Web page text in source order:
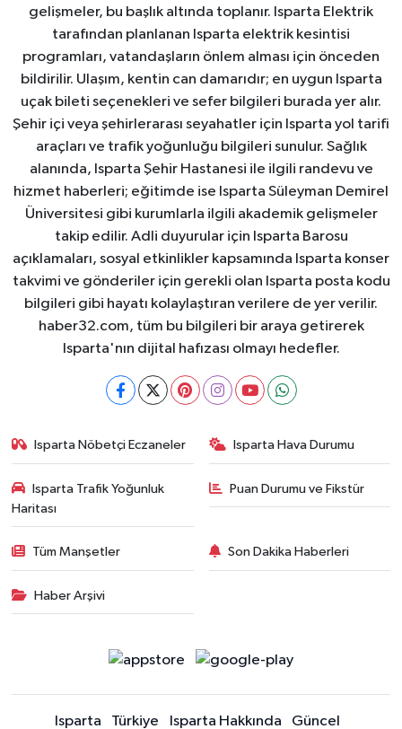
gelişmeler, bu başlık altında toplanır. Isparta Elektrik
tarafından planlanan Isparta elektrik kesintisi
programları, vatandaşların önlem alması için önceden
bildirilir. Ulaşım, kentin can damarıdır; en uygun Isparta
uçak bileti seçenekleri ve sefer bilgileri burada yer alır.
Şehir içi veya şehirlerarası seyahatler için Isparta yol tarifi
araçları ve trafik yoğunluğu bilgileri sunulur. Sağlık
alanında, Isparta Şehir Hastanesi ile ilgili randevu ve
hizmet haberleri; eğitimde ise Isparta Süleyman Demirel
Üniversitesi gibi kurumlarla ilgili akademik gelişmeler
takip edilir. Adli duyurular için Isparta Barosu
açıklamaları, sosyal etkinlikler kapsamında Isparta konser
takvimi ve gönderiler için gerekli olan Isparta posta kodu
bilgileri gibi hayatı kolaylaştıran verilere de yer verilir.
haber32.com, tüm bu bilgileri bir araya getirerek
Isparta'nın dijital hafızası olmayı hedefler.
Isparta Nöbetçi Eczaneler Isparta Hava Durumu
Isparta Trafik Yoğunluk
Haritası
Puan Durumu ve Fikstür
Tüm Manşetler Son Dakika Haberleri
Haber Arşivi
Isparta Türkiye Isparta Hakkında Güncel